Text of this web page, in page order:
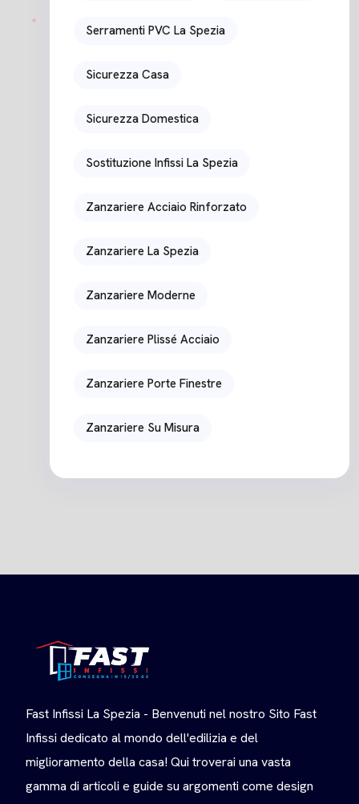
Serramenti PVC La Spezia
Sicurezza Casa
Sicurezza Domestica
Sostituzione Infissi La Spezia
Zanzariere Acciaio Rinforzato
Zanzariere La Spezia
Zanzariere Moderne
Zanzariere Plissé Acciaio
Zanzariere Porte Finestre
Zanzariere Su Misura
Fast Infissi La Spezia - Benvenuti nel nostro Sito Fast
Infissi dedicato al mondo dell'edilizia e del
miglioramento della casa! Qui troverai una vasta
gamma di articoli e guide su argomenti come design